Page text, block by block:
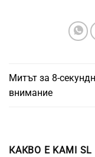
Митът за 8-
внимание
КАКВО Е KAMI SL